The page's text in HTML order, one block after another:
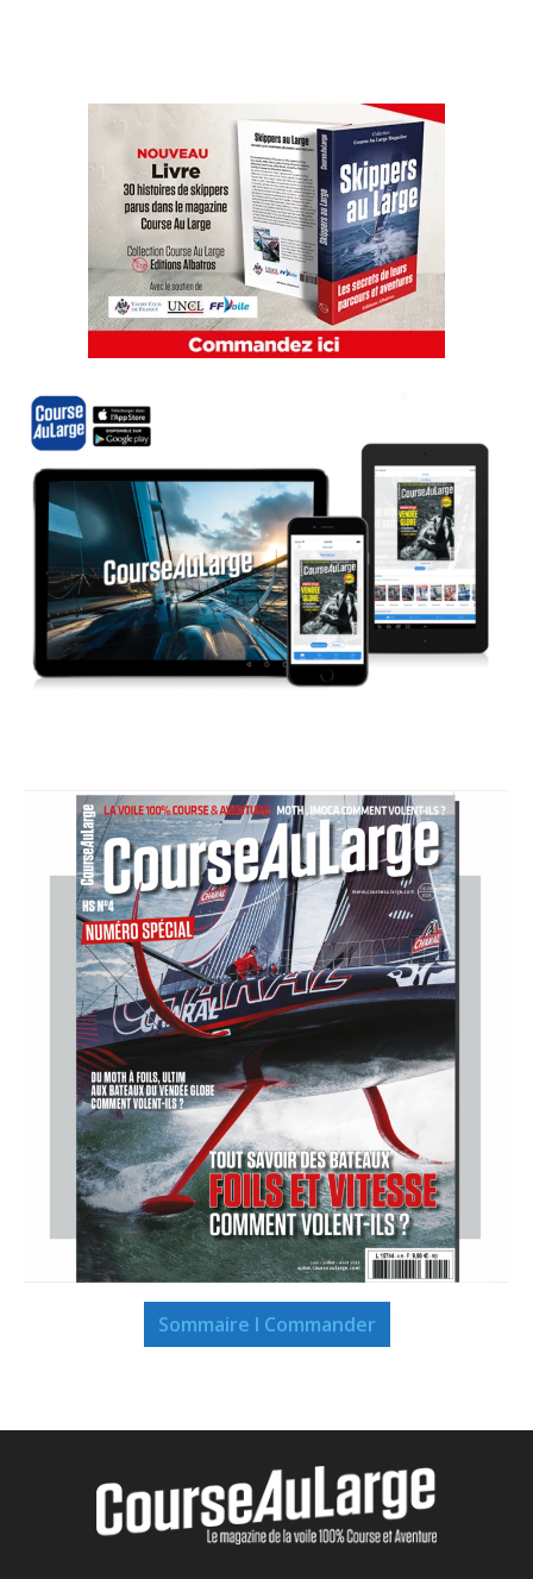
Sommaire I Commander